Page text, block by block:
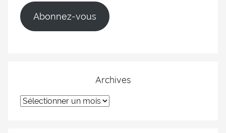
Abonnez-vous
Archives